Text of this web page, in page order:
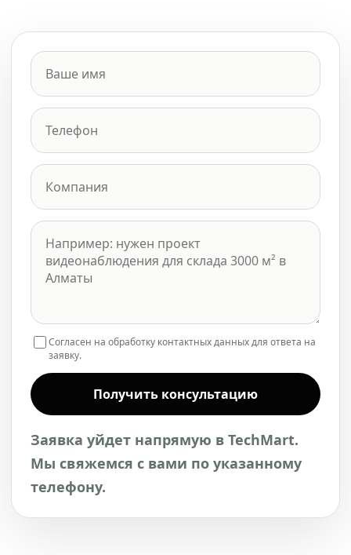
Согласен на обработку контактных данных для ответа на
заявку.
Получить консультацию
Заявка уйдет напрямую в TechMart.
Мы свяжемся с вами по указанному
телефону.